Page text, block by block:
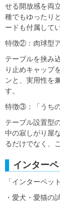
せる開放感を両
種でもゆったり
ードも付属して
特徴②：肉球型
テーブルを挟み
り止めキャップ
ンと、実用性を
す。
特徴③：「うち
テーブル設置型
中の寂しがり屋
るだけでなく、
インター
「インターペッ
・愛犬・愛猫の